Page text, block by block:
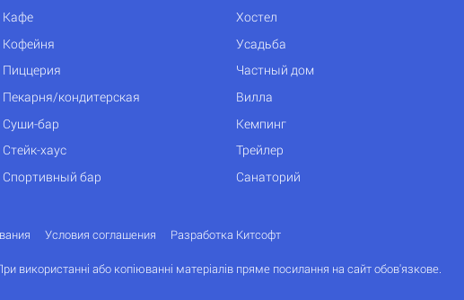
Кафе
Кофейня
Пиццерия
Пекарня/кондитерская
Суши-бар
Стейк-хаус
Спортивный бар
Хостел
Усадьба
Частный дом
Вилла
Кемпинг
Трейлер
Санаторий
Условия соглашения Разработка Китсофт
використанні або копіюванні матеріалів пряме посилання на сайт обов'язкове.